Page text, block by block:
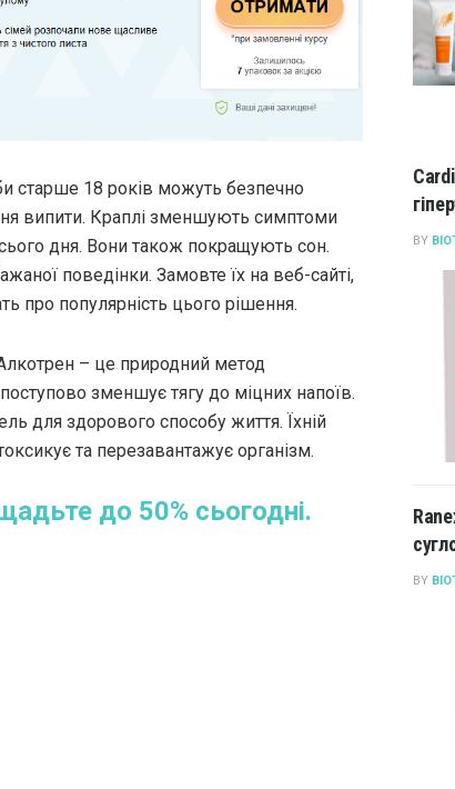
старше 18 років можуть безпечно
випити. Краплі зменшують симптоми
дня. Вони також покращують сон.
поведінки. Замовте їх на веб-сайті,
про популярність цього рішення.
– це природний метод
зменшує тягу до міцних напоїв.
для здорового способу життя. Їхній
та перезавантажує організм.
до 50% сьогодні.
BY
BY